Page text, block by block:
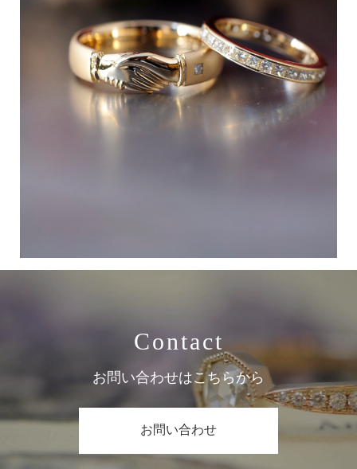
Contact
お問い合わせはこちらから
お問い合わせ